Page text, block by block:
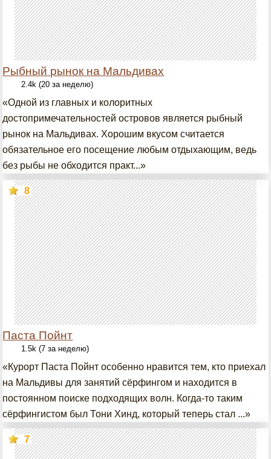
Рыбный рынок на Мальдивах
2.4k (20 за неделю)
«Одной из главных и колоритных
достопримечательностей островов является рыбный
рынок на Мальдивах. Хорошим вкусом считается
обязательное его посещение любым отдыхающим, ведь
без рыбы не обходится практ...»
Паста Пойнт
8
1.5k (7 за неделю)
«Курорт Паста Пойнт особенно нравится тем, кто приехал
на Мальдивы для занятий сёрфингом и находится в
постоянном поиске подходящих волн. Когда-то таким
сёрфингистом был Тони Хинд, который теперь стал ...»
7